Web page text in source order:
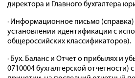
директора и Главного бухгалтера
· Информационное письмо (справка)
установлении идентификации с
общероссийских классификаторов).
· Бух. Баланс и Отчет о прибылях и
0710004 бухгалтерской отчетности)